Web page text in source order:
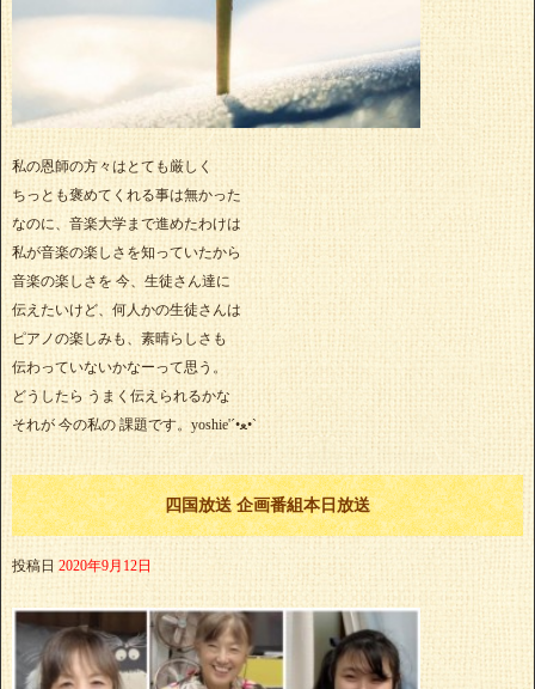
私の恩師の方々はとても厳しく
ちっとも褒めてくれる事は無かった
なのに、音楽大学まで進めたわけは
私が音楽の楽しさを知っていたから
音楽の楽しさを 今、生徒さん達に
伝えたいけど、何人かの生徒さんは
ピアノの楽しみも、素晴らしさも
伝わっていないかなーって思う。
どうしたら うまく伝えられるかな
それが 今の私の 課題です。yoshie'‎´•ﻌ•`
四国放送 企画番組本日放送
投稿日 2020年9月12日